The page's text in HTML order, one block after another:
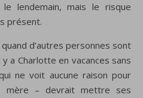
le lendemain, mais le risque
présent.
quand d’autres personnes sont
y a Charlotte en vacances sans
qui ne voit aucune raison pour
mère – devrait mettre ses